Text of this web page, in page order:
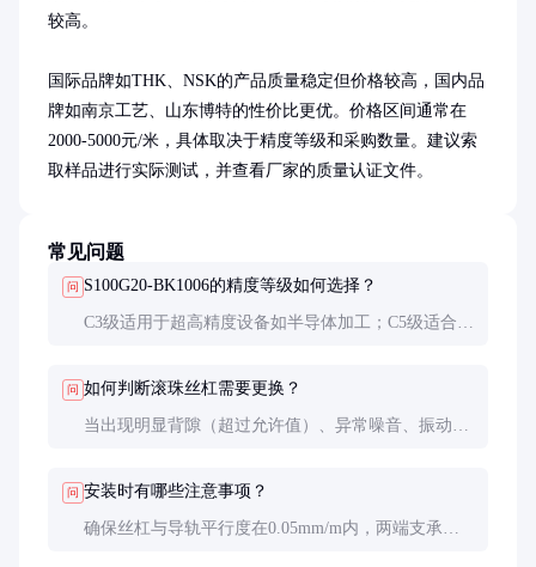
较高。
国际品牌如THK、NSK的产品质量稳定但价格较高，国内品
牌如南京工艺、山东博特的性价比更优。价格区间通常在
2000-5000元/米，具体取决于精度等级和采购数量。建议索
取样品进行实际测试，并查看厂家的质量认证文件。
常见问题
问 S100G20-BK1006的精度等级如何选择？
C3级适用于超高精度设备如半导体加工；C5级适合大
问 如何判断滚珠丝杠需要更换？
当出现明显背隙（超过允许值）、异常噪音、振动或
问 安装时有哪些注意事项？
确保丝杠与导轨平行度在0.05mm/m内，两端支承需